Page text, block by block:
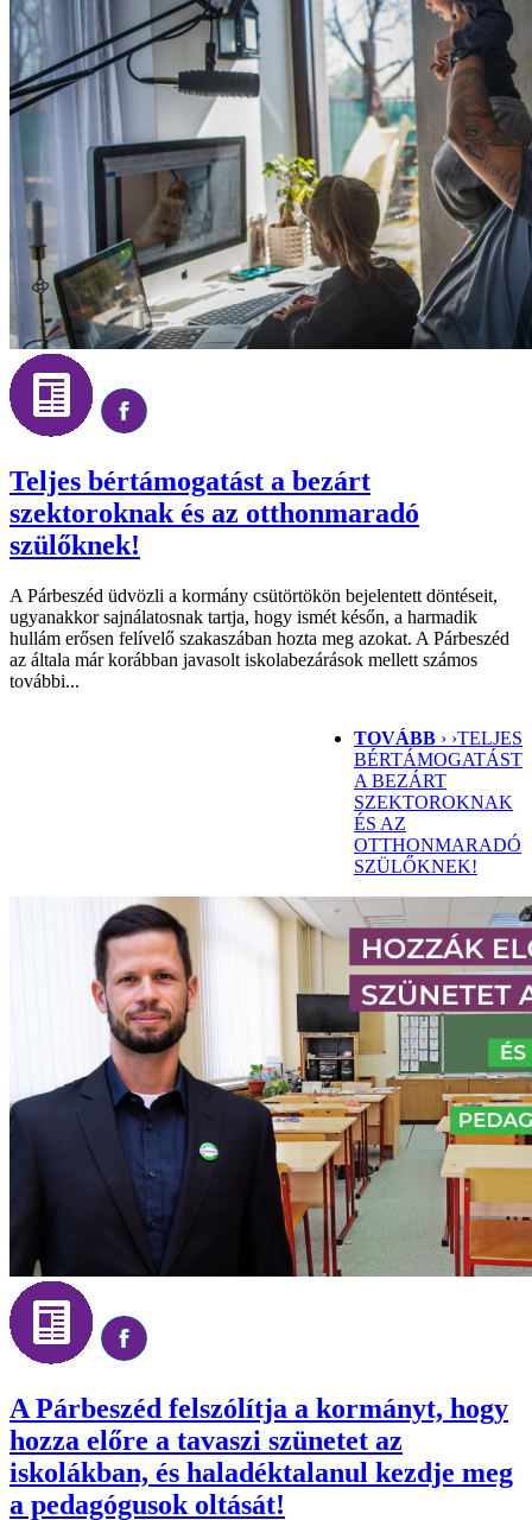
Teljes bértámogatást a bezárt
szektoroknak és az otthonmaradó
szülőknek!
A Párbeszéd üdvözli a kormány csütörtökön bejelentett döntéseit,
ugyanakkor sajnálatosnak tartja, hogy ismét későn, a harmadik
hullám erősen felívelő szakaszában hozta meg azokat. A Párbeszéd
az általa már korábban javasolt iskolabezárások mellett számos
további...
TOVÁBB › ›TELJES
BÉRTÁMOGATÁST
A BEZÁRT
SZEKTOROKNAK
ÉS AZ
OTTHONMARADÓ
SZÜLŐKNEK!
A Párbeszéd felszólítja a kormányt, hogy
hozza előre a tavaszi szünetet az
iskolákban, és haladéktalanul kezdje meg
a pedagógusok oltását!